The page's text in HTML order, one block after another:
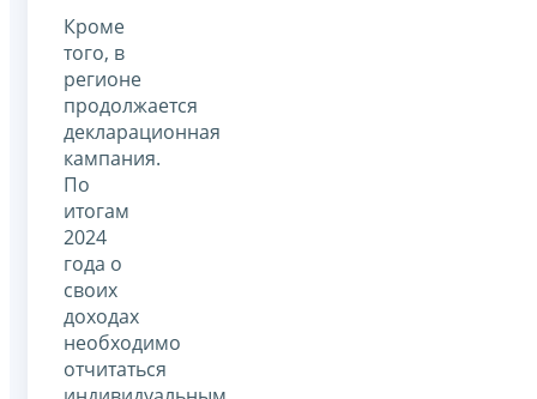
Кроме
того, в
регионе
продолжается
декларационная
кампания.
По
итогам
2024
года о
своих
доходах
необходимо
отчитаться